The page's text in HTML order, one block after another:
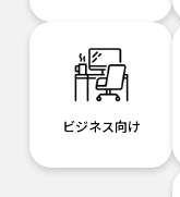
ビジネス向け